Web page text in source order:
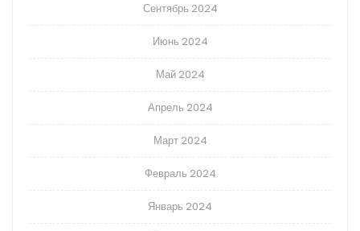
Сентябрь 2024
Июнь 2024
Май 2024
Апрель 2024
Март 2024
Февраль 2024
Январь 2024